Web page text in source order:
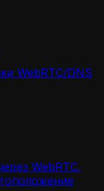
WebRTC/DNS
WebRTC,